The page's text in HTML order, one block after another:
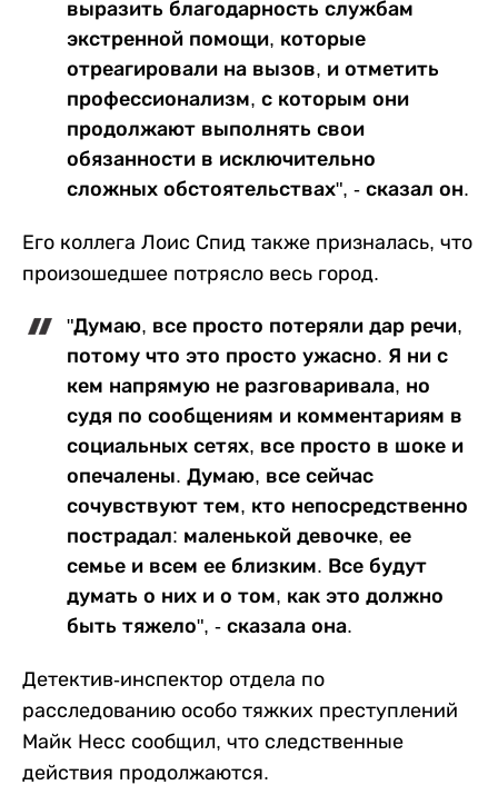
выразить благодарность службам
экстренной помощи, которые
отреагировали на вызов, и отметить
профессионализм, с которым они
продолжают выполнять свои
обязанности в исключительно
сложных обстоятельствах", - сказал он.
Его коллега Лоис Спид также призналась, что
произошедшее потрясло весь город.
"Думаю, все просто потеряли дар речи,
потому что это просто ужасно. Я ни с
кем напрямую не разговаривала, но
судя по сообщениям и комментариям в
социальных сетях, все просто в шоке и
опечалены. Думаю, все сейчас
сочувствуют тем, кто непосредственно
пострадал: маленькой девочке, ее
семье и всем ее близким. Все будут
думать о них и о том, как это должно
быть тяжело", - сказала она.
Детектив-инспектор отдела по
расследованию особо тяжких преступлений
Майк Несс сообщил, что следственные
действия продолжаются.